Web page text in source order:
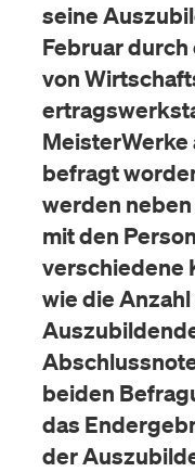
seine
Februar durch
von
befragt
werden
mit den
verschiedene
wie die
beiden
das
der